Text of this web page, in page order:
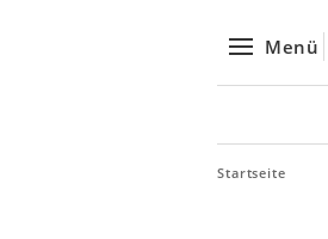
Menü
Startseite